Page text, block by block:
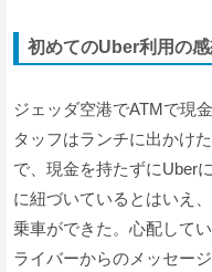
初めてのUber利用の感
ジェッダ空港でATMで現
タッフはランチに出かけ
で、現金を持たずにUber
に紐づいているとはいえ
乗車ができた。心配して
ライバーからのメッセー